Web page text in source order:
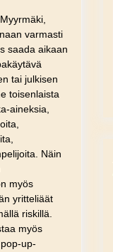
varmasti
saada aikaan
tai julkisen
toisenlaista
aineksia,
Näin
myös
yritteliäät
riskillä.
myös
up-